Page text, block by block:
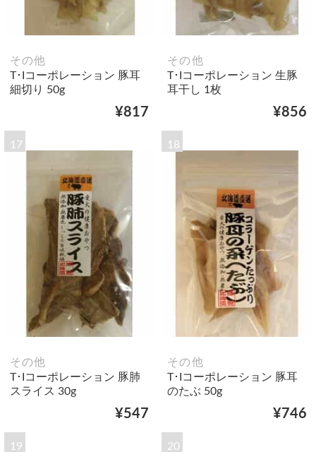
その他
T･Iコーポレーション 豚耳
細切り 50g
¥817
その他
T･Iコーポレーション 生豚
耳干し 1枚
¥856
17
その他
T･Iコーポレーション 豚肺
スライス 30g
¥547
18
その他
T･Iコーポレーション 豚耳
のたぶ 50g
¥746
19 20